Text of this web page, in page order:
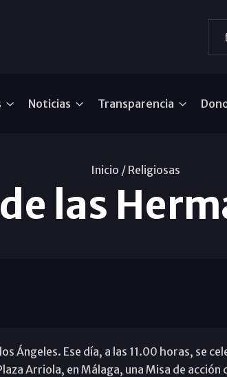
Noticias Transparencia
Inicio / Religiosas
las
Ángeles. Ese día, a las 11.00 horas, se
Arriola, en Málaga, una Misa de acción